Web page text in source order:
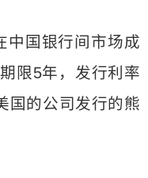
中国银行间市场成
限5年，发行利率
国的公司发行的熊